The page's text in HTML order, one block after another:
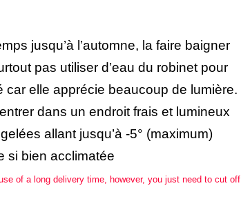
jusqu’à l’automne, la faire baigner
pas utiliser d’eau du robinet pour
car elle apprécie beaucoup de lumière.
dans un endroit frais et lumineux
allant jusqu’à -5° (maximum)
si bien acclimatée
of a long delivery time, however, you just need to cut off